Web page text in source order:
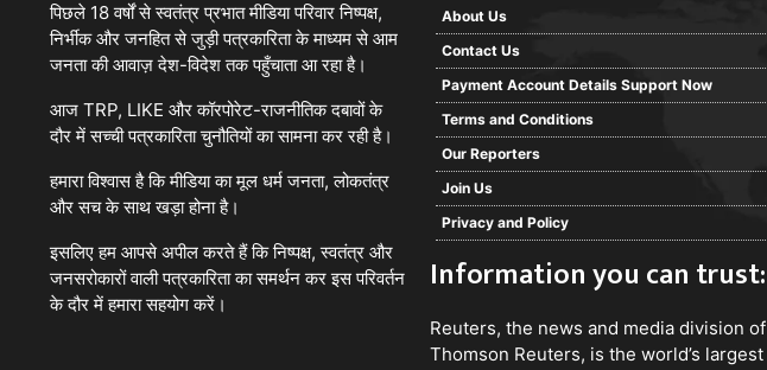
पिछले 18 वर्षों से स्वतंत्र प्रभात मीडिया परिवार निष्पक्ष,
निर्भीक और जनहित से जुड़ी पत्रकारिता के माध्यम से आम
जनता की आवाज़ देश-विदेश तक पहुँचाता आ रहा है।
आज TRP, LIKE और कॉरपोरेट-राजनीतिक दबावों के
दौर में सच्ची पत्रकारिता चुनौतियों का सामना कर रही है।
हमारा विश्वास है कि मीडिया का मूल धर्म जनता, लोकतंत्र
और सच के साथ खड़ा होना है।
इसलिए हम आपसे अपील करते हैं कि निष्पक्ष, स्वतंत्र और
जनसरोकारों वाली पत्रकारिता का समर्थन कर इस परिवर्तन
के दौर में हमारा सहयोग करें।
About Us
Contact Us
Payment Account Details Support Now
Terms and Conditions
Our Reporters
Join Us
Privacy and Policy
Information you can trust:
Reuters, the news and media division of
Thomson Reuters, is the world’s largest